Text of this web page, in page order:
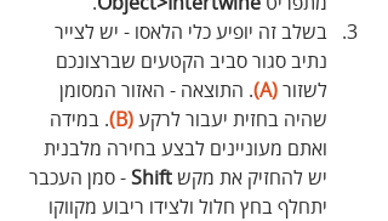
בשלב זה יופיע כלי הלאסו - יש לצייר
נתיב סגור סביב הקטעים שברצונכם
לשזור (A)
. התוצאה - האזור המסומן
שהיה בחזית יעבור לרקע (B)
. במידה
ואתם מעוניינים לבצע בחירה מלבנית
יש להחזיק את מקש Shift - סמן העכבר
יתחלף בחץ חלול ולצידו ריבוע מקווקו